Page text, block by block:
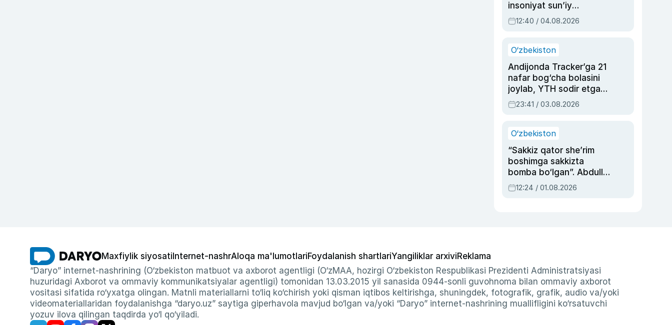
insoniyat sun’iy
intellektni boshqara
olmay qolishidan xavotir
12:40 / 04.08.2026
O‘zbekiston
Andijonda Tracker’ga 21
nafar bog‘cha bolasini
joylab, YTH sodir etgan
ayolga sud hukmi o‘qildi
23:41 / 03.08.2026
O‘zbekiston
“Sakkiz qator she’rim
boshimga sakkizta
bomba bo‘lgan”. Abdulla
Oripovni siyosiy
ayblovlardan asrab
12:24 / 01.08.2026
Maxfiylik siyosati Internet-nashrAloqa ma'lumotlariFoydalanish shartlariYangiliklar arxiviReklama
“Daryo” internet-nashrining (O‘zbekiston matbuot va axborot agentligi (O‘zMAA, hozirgi O‘zbekiston Respublikasi Prezidenti Administratsiyasi
huzuridagi Axborot va ommaviy kommunikatsiyalar agentligi) tomonidan 13.03.2015 yil sanasida 0944-sonli guvohnoma bilan ommaviy axborot
vositasi sifatida ro‘yxatga olingan. Matnli materiallarni to‘liq ko‘chirish yoki qisman iqtibos keltirishga, shuningdek, fotografik, grafik, audio va/yoki
videomateriallaridan foydalanishga “daryo.uz” saytiga giperhavola mavjud bo‘lgan va/yoki “Daryo” internet-nashrining muallifligini ko‘rsatuvchi
yozuv ilova qilingan taqdirda yo‘l qo‘yiladi.